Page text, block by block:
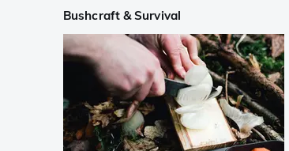
Bushcraft & Survival